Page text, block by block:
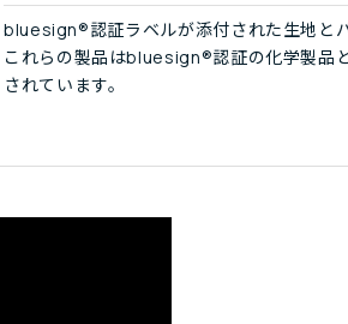
bluesign®認証ラベルが添付された生地と
これらの製品はbluesign®認証の化学製品
されています。